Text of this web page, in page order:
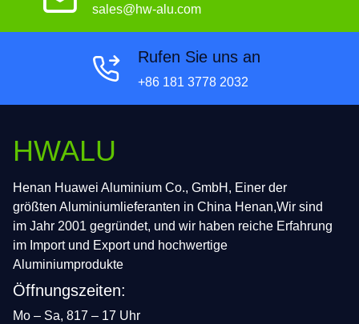
sales@hw-alu.com
Rufen Sie uns an
+86 181 3778 2032
HWALU
Henan Huawei Aluminium Co., GmbH, Einer der
größten Aluminiumlieferanten in China Henan,Wir sind
im Jahr 2001 gegründet, und wir haben reiche Erfahrung
im Import und Export und hochwertige
Aluminiumprodukte
Öffnungszeiten:
Mo – Sa, 817 – 17 Uhr